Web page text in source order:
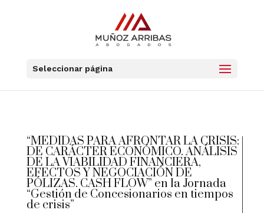
Seleccionar página
“MEDIDAS PARA AFRONTAR LA CRISIS:
DE CARÁCTER ECONÓMICO. ANÁLISIS
DE LA VIABILIDAD FINANCIERA,
EFECTOS Y NEGOCIACIÓN DE
PÓLIZAS. CASH FLOW” en la Jornada
“Gestión de Concesionarios en tiempos
de crisis”